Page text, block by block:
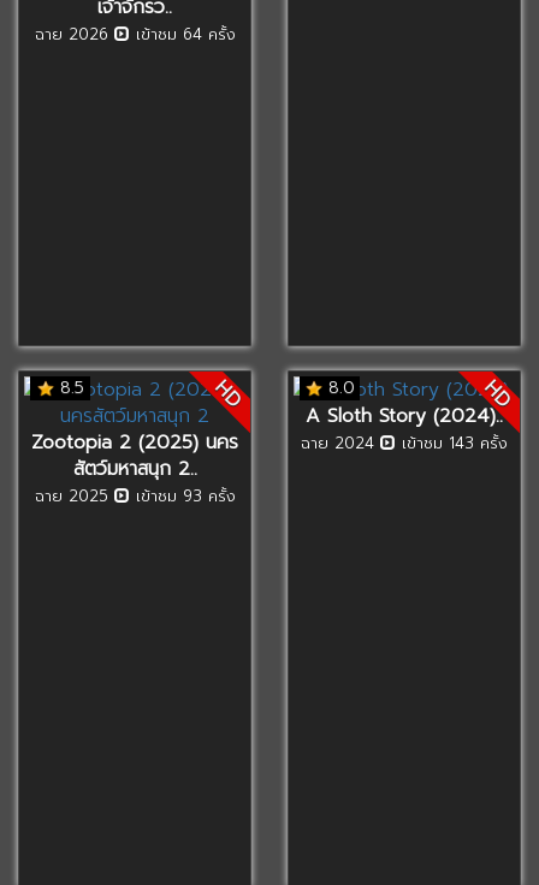
เจ้าจักรว..
ฉาย 2026 เข้าชม 64 ครั้ง
8.5 HD
Zootopia 2 (2025) นคร
สัตว์มหาสนุก 2..
ฉาย 2025 เข้าชม 93 ครั้ง
8.0 HD
A Sloth Story (2024)..
ฉาย 2024 เข้าชม 143 ครั้ง